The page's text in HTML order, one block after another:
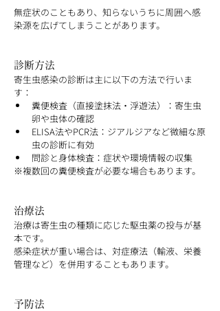
無症状のこともあり、知らないうちに周囲へ感
染源を広げてしまうことがあります。
診断方法
寄生虫感染の診断は主に以下の方法で行いま
す：
糞便検査（直接塗抹法・浮遊法）：寄生虫
卵や虫体の確認
ELISA法やPCR法：ジアルジアなど微細な原
虫の診断に有効
問診と身体検査：症状や環境情報の収集
※複数回の糞便検査が必要な場合もあります。
治療法
治療は寄生虫の種類に応じた駆虫薬の投与が基
本です。
感染症状が重い場合は、対症療法（輸液、栄養
管理など）を併用することもあります。
予防法